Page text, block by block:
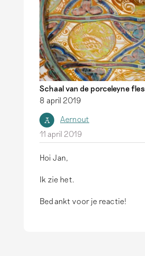
Schaal van de porceleyne fles
8 april 2019
A
Aernout
11 april 2019
Hoi Jan,
Ik zie het.
Bedankt voor je reactie!